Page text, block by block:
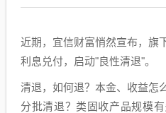
近期，宜信财富悄然宣布，旗
利息兑付，启动"良性清退"。
清退，如何退？本金、收益怎
分批清退？类固收产品规模